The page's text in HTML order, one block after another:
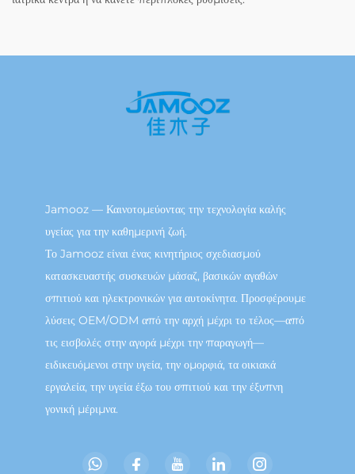
Jamooz — Καινοτομεύοντας την τεχνολογία καλής
υγείας για την καθημερινή ζωή.
Το Jamooz είναι ένας κινητήριος σχεδιασμού
κατασκευαστής συσκευών μάσαζ, βασικών αγαθών
σπιτιού και ηλεκτρονικών για αυτοκίνητα. Προσφέρουμε
λύσεις OEM/ODM από την αρχή μέχρι το τέλος—από
τις εισβολές στην αγορά μέχρι την παραγωγή—
ειδικευόμενοι στην υγεία, την ομορφιά, τα οικιακά
εργαλεία, την υγεία έξω του σπιτιού και την έξυπνη
γονική μέριμνα.